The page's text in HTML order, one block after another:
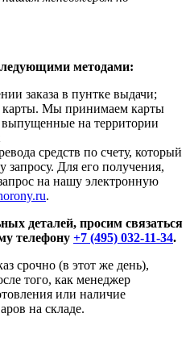
методами:
заказа в пунтке выдачи;
Мы принимаем карты
на территории
средств по счету, который
Для его получения,
на нашу электронную
.
деталей, просим связаться
телефону +7 (495) 032-11-34.
срочно (в этот же день),
того, как менеджер
или наличие
на складе.